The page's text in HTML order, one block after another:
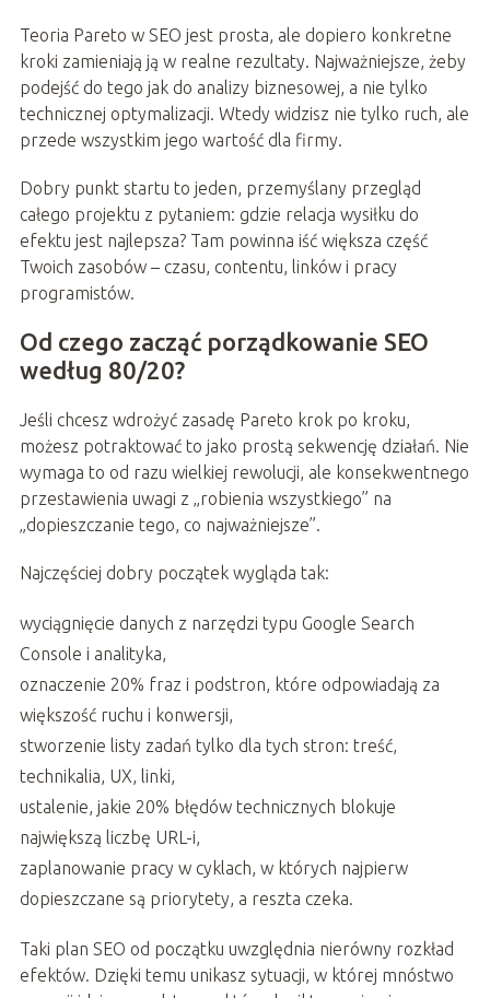
Teoria Pareto w SEO jest prosta, ale dopiero konkretne
kroki zamieniają ją w realne rezultaty. Najważniejsze, żeby
podejść do tego jak do analizy biznesowej, a nie tylko
technicznej optymalizacji. Wtedy widzisz nie tylko ruch, ale
przede wszystkim jego wartość dla firmy.
Dobry punkt startu to jeden, przemyślany przegląd
całego projektu z pytaniem: gdzie relacja wysiłku do
efektu jest najlepsza? Tam powinna iść większa część
Twoich zasobów – czasu, contentu, linków i pracy
programistów.
Od czego zacząć porządkowanie SEO
według 80/20?
Jeśli chcesz wdrożyć zasadę Pareto krok po kroku,
możesz potraktować to jako prostą sekwencję działań. Nie
wymaga to od razu wielkiej rewolucji, ale konsekwentnego
przestawienia uwagi z „robienia wszystkiego” na
„dopieszczanie tego, co najważniejsze”.
Najczęściej dobry początek wygląda tak:
wyciągnięcie danych z narzędzi typu Google Search
Console i analityka,
oznaczenie 20% fraz i podstron, które odpowiadają za
większość ruchu i konwersji,
stworzenie listy zadań tylko dla tych stron: treść,
technikalia, UX, linki,
ustalenie, jakie 20% błędów technicznych blokuje
największą liczbę URL-i,
zaplanowanie pracy w cyklach, w których najpierw
dopieszczane są priorytety, a reszta czeka.
Taki plan SEO od początku uwzględnia nierówny rozkład
efektów. Dzięki temu unikasz sytuacji, w której mnóstwo